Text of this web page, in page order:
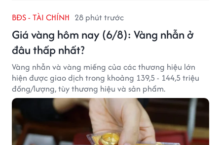
BĐS - TÀI CHÍNH 28 phút trước
Giá vàng hôm nay (6/8): Vàng nhẫn ở
đâu thấp nhất?
Vàng nhẫn và vàng miếng của các thương hiệu lớn
hiện được giao dịch trong khoảng 139,5 - 144,5 triệu
đồng/lượng, tùy thương hiệu và sản phẩm.